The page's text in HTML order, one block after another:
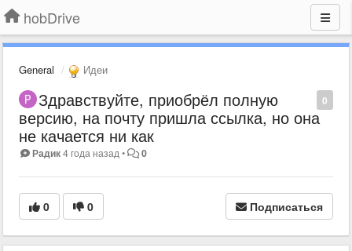
hobDrive
General Идеи
0
Здравствуйте, приобрёл полную
версию, на почту пришла ссылка, но она
не качается ни как
Радик4 года назад • 0
0 0 Подписаться